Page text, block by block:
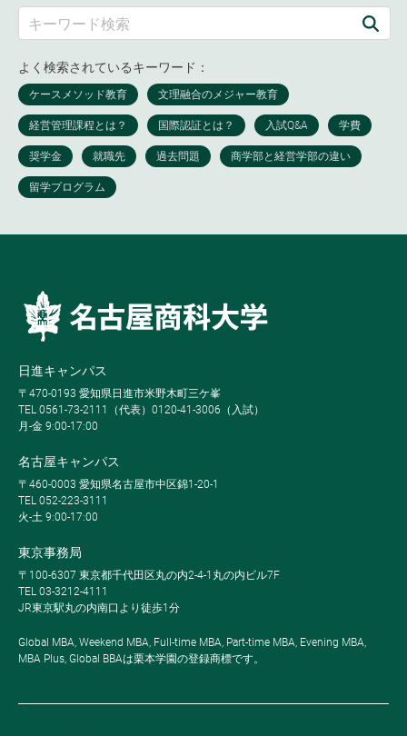
よく検索されているキーワード：
日進キャンパス
〒470-0193 愛知県日進市米野木町三ケ峯
TEL 0561-73-2111（代表）0120-41-3006（入試）
月-金 9:00-17:00
名古屋キャンパス
〒460-0003 愛知県名古屋市中区錦1-20-1
TEL 052-223-3111
火-土 9:00-17:00
東京事務局
〒100-6307 東京都千代田区丸の内2-4-1丸の内ビル7F
TEL 03-3212-4111
JR東京駅丸の内南口より徒歩1分
Global MBA, Weekend MBA, Full-time MBA, Part-time MBA, Evening MBA,
MBA Plus, Global BBAは栗本学園の登録商標です。